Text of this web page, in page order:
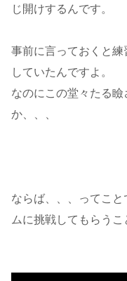
じ開けするんです。
事前に言っておくと
していたんですよ。
なのにこの堂々たる
か、、、
ならば、、、ってこ
ムに挑戦してもらうこ